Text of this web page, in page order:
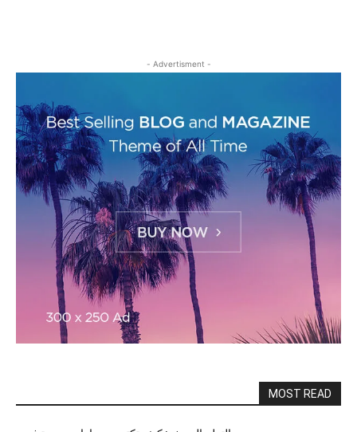
- Advertisment -
MOST READ